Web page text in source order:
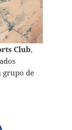
Club,
grupo de